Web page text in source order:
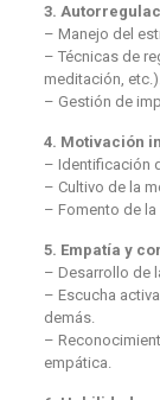
3.
– Manejo del
– Técnicas de
meditación, etc.).
– Gestión de
4. Motivación
– Identificación
– Cultivo de la
– Fomento de la
5. Empatía y
– Desarrollo de
– Escucha
demás.
–
empática.